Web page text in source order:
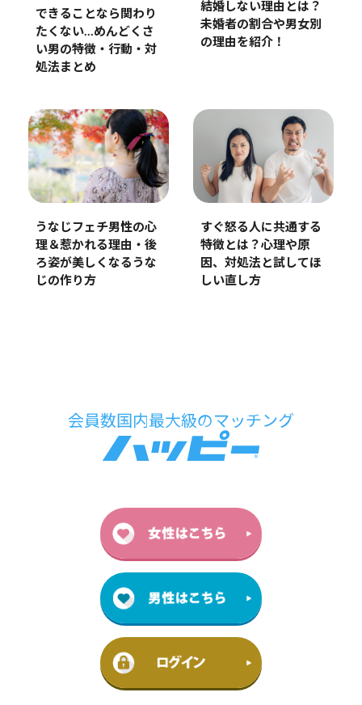
できることなら関わり
たくない…めんどくさ
い男の特徴・行動・対
処法まとめ
結婚しない理由とは？
未婚者の割合や男女別
の理由を紹介！
うなじフェチ男性の心
理＆惹かれる理由・後
ろ姿が美しくなるうな
じの作り方
すぐ怒る人に共通する
特徴とは？心理や原
因、対処法と試してほ
しい直し方